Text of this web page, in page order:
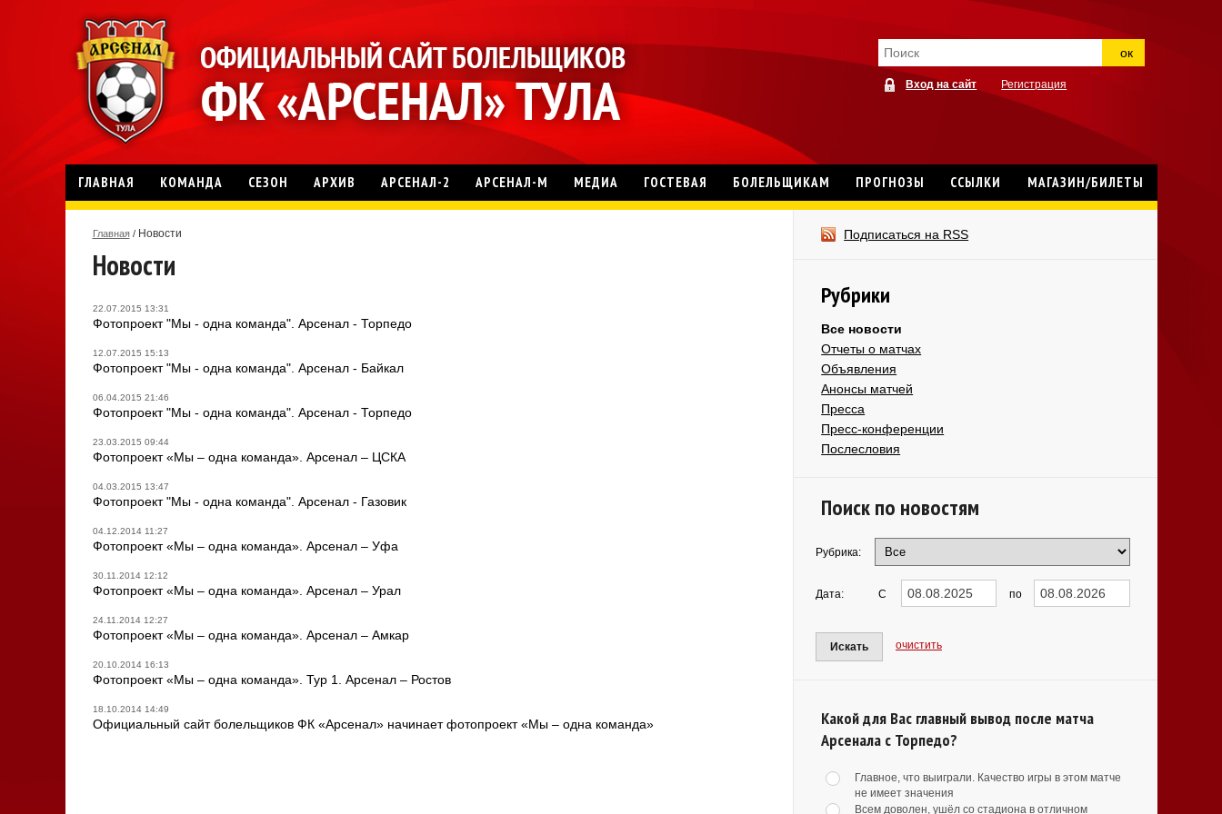
ок
Вход на сайт Регистрация
ГЛАВНАЯ КОМАНДА СЕЗОН АРХИВ АРСЕНАЛ-2 АРСЕНАЛ-М МЕДИА ГОСТЕВАЯ БОЛЕЛЬЩИКАМ ПРОГНОЗЫ ССЫЛКИ МАГАЗИН/БИЛЕТЫ
Главная /Новости
Новости
22.07.2015 13:31
Фотопроект "Мы - одна команда". Арсенал - Торпедо
12.07.2015 15:13
Фотопроект "Мы - одна команда". Арсенал - Байкал
06.04.2015 21:46
Фотопроект "Мы - одна команда". Арсенал - Торпедо
23.03.2015 09:44
Фотопроект «Мы – одна команда». Арсенал – ЦСКА
04.03.2015 13:47
Фотопроект "Мы - одна команда". Арсенал - Газовик
04.12.2014 11:27
Фотопроект «Мы – одна команда». Арсенал – Уфа
30.11.2014 12:12
Фотопроект «Мы – одна команда». Арсенал – Урал
24.11.2014 12:27
Фотопроект «Мы – одна команда». Арсенал – Амкар
20.10.2014 16:13
Фотопроект «Мы – одна команда». Тур 1. Арсенал – Ростов
18.10.2014 14:49
Официальный сайт болельщиков ФК «Арсенал» начинает фотопроект «Мы – одна команда»
Подписаться на RSS
Рубрики
Все новости
Отчеты о матчах
Объявления
Анонсы матчей
Пресса
Пресс-конференции
Послесловия
Поиск по новостям
Рубрика:
Дата: С по
Искать очистить
Какой для Вас главный вывод после матча
Арсенала с Торпедо?
Главное, что выиграли. Качество игры в этом матче
не имеет значения
Всем доволен, ушёл со стадиона в отличном